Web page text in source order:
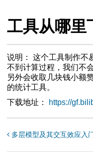
工具从哪里
说明： 这个工具制作不
不到计算过程，我们不
另外会收取几块钱小额
的统计工具。
下载地址：
https://
多层模型及其交互效应入